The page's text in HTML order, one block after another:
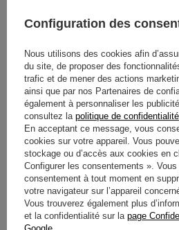
CHAUSSURES ENFANT OMP
KS-2X (FIA) NOIR-ROUGE
139,80 € /
KS-
Configuration des
Nous utilisons des cookies afin
du site, de proposer des
trafic et de mener des actions
ainsi que par nos Partenaires de
également à personnaliser les
consultez la politique de confidentialité
En acceptant ce message, vous
cookies sur votre appareil. Vous
stockage ou d’accès aux cookies en
Configurer les consentements ».
consentement à tout moment en
votre navigateur sur l’appareil
Vous trouverez également plus
et la confidentialité sur la page